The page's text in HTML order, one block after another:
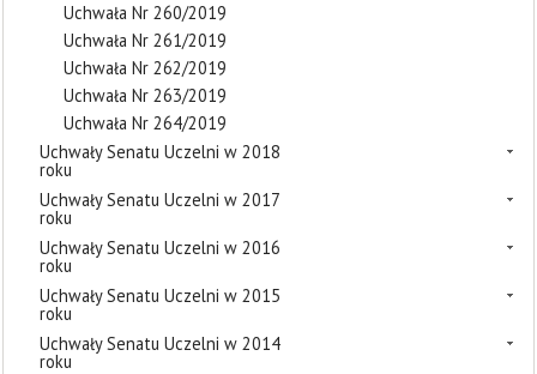
Uchwała Nr 260/2019
Uchwała Nr 261/2019
Uchwała Nr 262/2019
Uchwała Nr 263/2019
Uchwała Nr 264/2019
Uchwały Senatu Uczelni w 2018
roku
Uchwały Senatu Uczelni w 2017
roku
Uchwały Senatu Uczelni w 2016
roku
Uchwały Senatu Uczelni w 2015
roku
Uchwały Senatu Uczelni w 2014
roku